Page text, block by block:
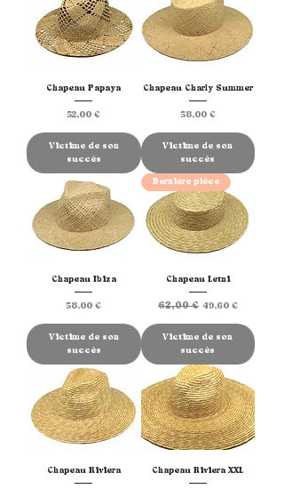
Chapeau Papaya
Prix
52,00 €
Victime de son
succès
Chapeau Charly Summer
Prix
58,00 €
Victime de son
succès
Chapeau Ibiza
Prix
58,00 €
Victime de son
succès
Dernière pièce
Chapeau Letni
Prix original
62,00 € Prix promotionnel
49,60 €
Victime de son
succès
Chapeau Riviera Chapeau Riviera XXL